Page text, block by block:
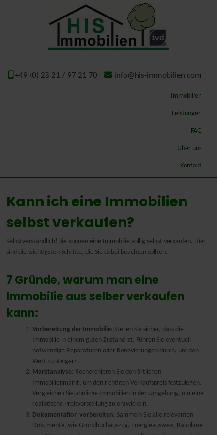
+49 (0) 28 21 / 97 21 70 info@his-immobilien.com
Immobilien
Leistungen
Energieausweis
Nederlands
FAQ
Über uns
Kontakt
Kann ich eine Immobilien
selbst verkaufen?
Selbstverständlich! Sie können eine Immobilie völlig selbst verkaufen. Hier
sind die wichtigsten Schritte, die Sie dabei beachten sollten.
7 Gründe, warum man eine
Immobilie aus selber verkaufen
kann:
Vorbereitung der Immobilie: Stellen Sie sicher, dass die
Immobilie in einem guten Zustand ist. Führen Sie eventuell
notwendige Reparaturen oder Renovierungen durch, um den
Wert zu steigern.
Marktanalyse: Recherchieren Sie den örtlichen
Immobilienmarkt, um den richtigen Verkaufspreis festzulegen.
Vergleichen Sie ähnliche Immobilien in der Umgebung, um eine
realistische Preisvorstellung zu entwickeln.
Dokumentation vorbereiten: Sammeln Sie alle relevanten
Dokumente, wie Grundbuchauszug, Energieausweis, Baupläne